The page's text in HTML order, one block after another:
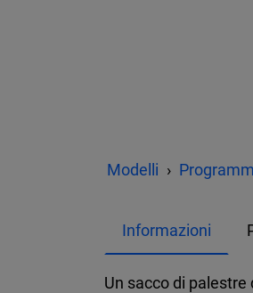
Modelli
Informazioni
Un sacco di